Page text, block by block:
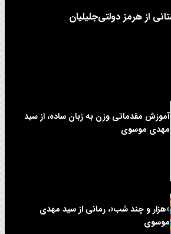
آموزش مقدماتی وزن به زبان ساده، از سید
مهدی موسوی
«هزار و چند شب»، رمانی از سید مهدی
موسوی